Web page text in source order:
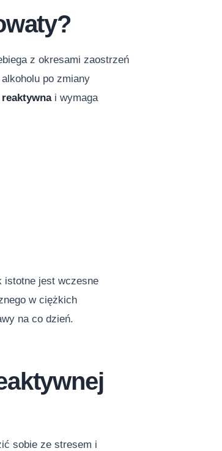
z okresami zaostrzeń
po zmiany
i wymaga
istotne jest wczesne
w ciężkich
na co dzień.
sobie ze stresem i